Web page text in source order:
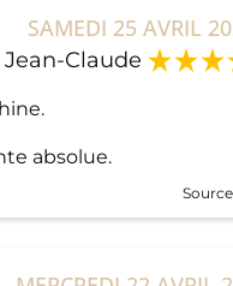
SAMEDI 25 AVRIL
Jean-Claude
absolue.